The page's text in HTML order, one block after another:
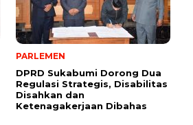
PARLEMEN
DPRD Sukabumi Dorong Dua
Regulasi Strategis, Disabilitas
Disahkan dan
Ketenagakerjaan Dibahas